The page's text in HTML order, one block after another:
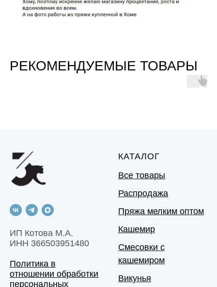
РЕКОМЕНДУЕМЫЕ ТОВАРЫ
ИП Котова М.А.
ИНН 366503951480
Политика в
отношении обработки
персональных
КАТАЛОГ
Все товары
Распродажа
Пряжа мелким оптом
Кашемир
Смесовки с
кашемиром
Викунья